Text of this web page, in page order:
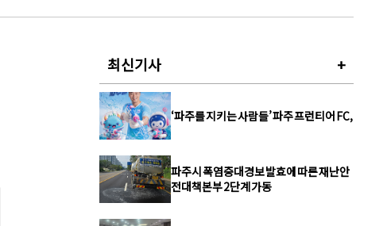
최신기사 +
‘파주를 지키는 사람들’ 파주 프런티어 FC,
파주시 폭염중대경보 발효에 따른 재난안
전대책본부 2단계 가동